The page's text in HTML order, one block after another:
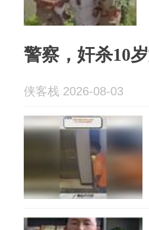
警察，奸杀10
侠客栈 2026-08-03